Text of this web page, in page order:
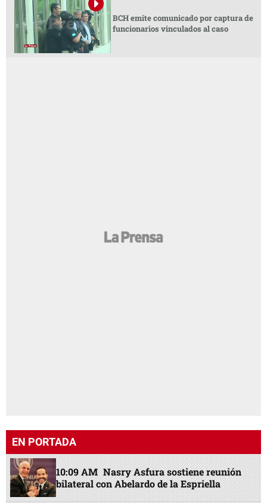
BCH emite comunicado por captura de
funcionarios vinculados al caso
EN PORTADA
10:09 AM Nasry Asfura sostiene reunión
bilateral con Abelardo de la Espriella